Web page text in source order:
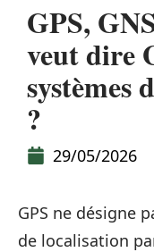
GPS,
veut dire
systèmes
?
29/05/2026
GPS ne désigne
de localisation